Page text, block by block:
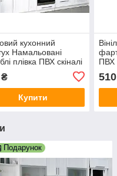
кухонний
Намальовані
плівка ПВХ скіналі
600х2000 мм
Купити
ПВХ
мм
510
Подарунок